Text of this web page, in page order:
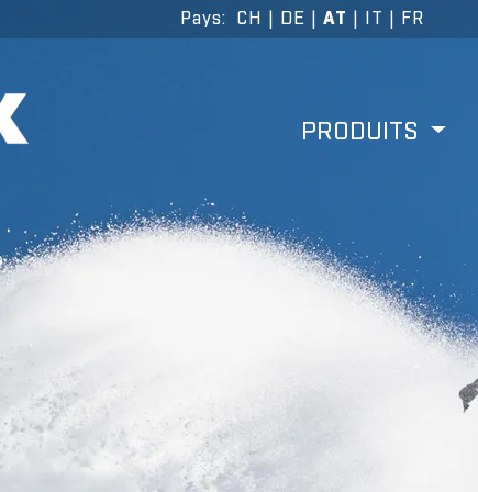
Pays: CH DE AT IT FR
PRODUITS